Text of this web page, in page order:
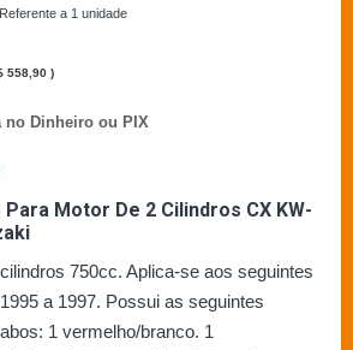
Referente a 1 unidade
558,90 )
no Dinheiro ou PIX
Para Motor De 2 Cilindros CX KW-
750cc. Aplica-se aos seguintes
a 1997. Possui as seguintes
1 vermelho/branco. 1